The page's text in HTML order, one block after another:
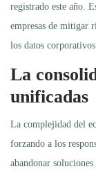
registrado este año.
empresas de mitigar
los datos corporativos.
La
unificadas
La complejidad del
forzando a los
abandonar soluciones